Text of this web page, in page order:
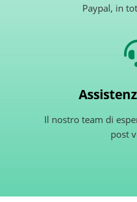
Paypal, in
Il nostro team di
post